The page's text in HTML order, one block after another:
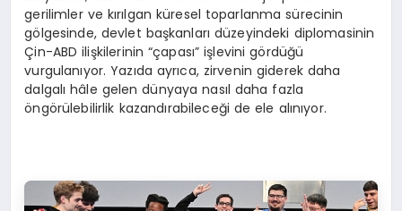
gerilimler ve kırılgan küresel toparlanma sürecinin
gölgesinde, devlet başkanları düzeyindeki diplomasinin
Çin-ABD ilişkilerinin “çapası” işlevini gördüğü
vurgulanıyor. Yazıda ayrıca, zirvenin giderek daha
dalgalı hâle gelen dünyaya nasıl daha fazla
öngörülebilirlik kazandırabileceği de ele alınıyor.